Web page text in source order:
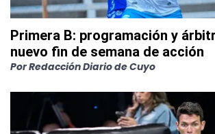
Primera B: programación y
nuevo fin de semana de acción
PorRedacción Diario de Cuyo